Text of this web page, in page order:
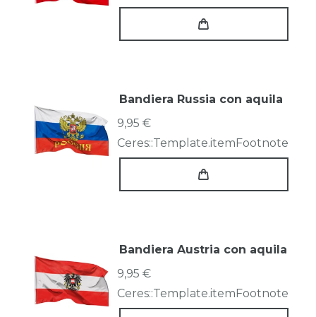
Bandiera Russia con aquila
9,95 €
Ceres::Template.itemFootnote
Bandiera Austria con aquila
9,95 €
Ceres::Template.itemFootnote